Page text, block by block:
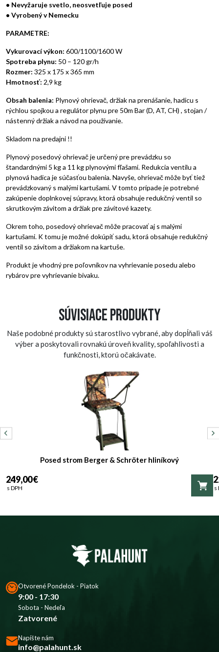
• Nevyžaruje svetlo, neosvetľuje posed
• Vyrobený v Nemecku
PARAMETRE:
Vykurovací výkon: 600/1100/1600 W
Spotreba plynu: 50 – 120 gr/h
Rozmer: 325 x 175 x 365 mm
Hmotnosť: 2,9 kg
Obsah balenia: Plynový ohrievač, držiak na prenášanie, hadicu s
rýchlou spojkou a regulátor plynu pre 50m Bar (D, AT, CH) , stojan /
nástenný držiak a návod na používanie.
Skladom na predajni !!
Plynový posedový ohrievač je určený pre prevádzku so
štandardnými 5 kg a 11 kg plynovými fľašami. Redukcia ventilu a
plynová hadica je súčasťou balenia. Navyše, ohrievač môže byť tiež
prevádzkovaný s malými kartušami. V tomto prípade je potrebné
zakúpenie doplnkovej súpravy, ktorá obsahuje redukčný ventil so
skrutkovým závitom a držiak pre závitové kazety.
Okrem toho, posedový ohrievač môže pracovať aj s malými
kartušami. K tomu je možné dokúpiť sadu, ktorá obsahuje redukčný
ventil so závitom a držiakom na kartuše.
Produkt je vhodný pre poľovníkov na vyhrievanie posedu alebo
rybárov pre vyhrievanie bivaku.
Súvisiace produkty
Naše podobné produkty sú starostlivo vybrané, aby dopĺňali váš
výber a poskytovali rovnakú úroveň kvality, spoľahlivosti a
funkčnosti, ktorú očakávate.
Posed strom Berger & Schröter hliníkový
249,00 €
s DPH s
Otvorené Pondelok - Piatok
9:00 - 17:30
Sobota - Nedeľa
Zatvorené
Napíšte nám
info@palahunt.sk